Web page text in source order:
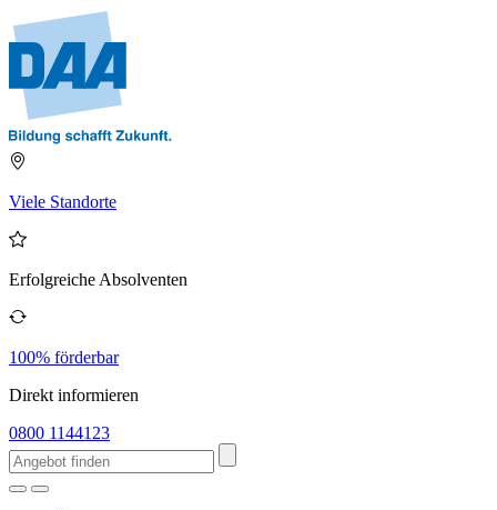
Viele Standorte
Erfolgreiche Absolventen
100% förderbar
Direkt informieren
0800 1144123